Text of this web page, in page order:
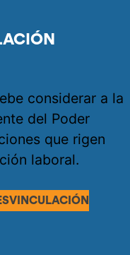
considerar a la
del Poder
que rigen
laboral.